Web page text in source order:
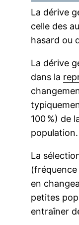
La dérive
celle des
hasard ou
La dérive
dans la
100 %) de
population.
La
en
petites
entraîner